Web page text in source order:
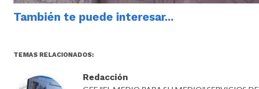
También te puede interesar...
TEMAS RELACIONADOS:
Redacción